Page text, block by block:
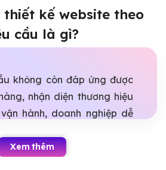
thiết kế website theo
cầu là gì?
không còn đáp ứng được
nhận diện thương hiệu
hành, doanh nghiệp dễ
năng quan trọng. Thiết kế
Xem thêm